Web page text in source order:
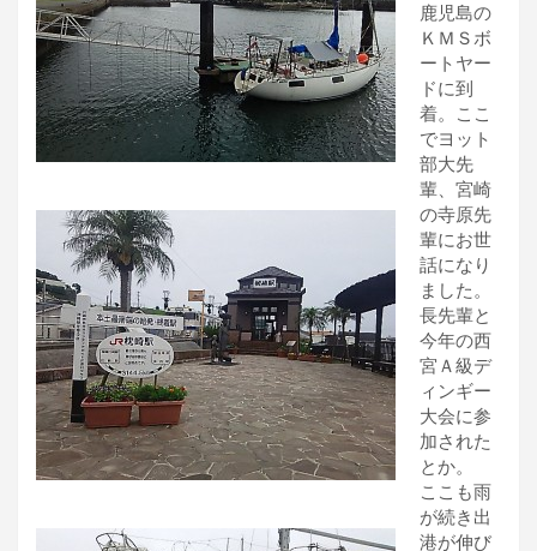
鹿児島の
ＫＭＳボ
ートヤー
ドに到
着。ここ
でヨット
部大先
輩、宮崎
の寺原先
輩にお世
話になり
ました。
長先輩と
今年の西
宮Ａ級デ
ィンギー
大会に参
加された
とか。
ここも雨
が続き出
港が伸び